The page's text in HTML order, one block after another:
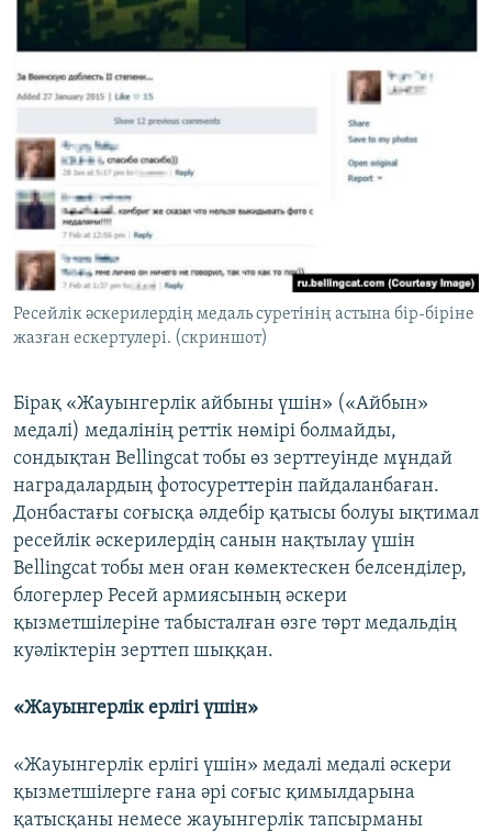
Ресейлік әскерилердің медаль суретінің астына бір-біріне
жазған ескертулері. (скриншот)
Бірақ «Жауынгерлік айбыны үшін» («Айбын»
медалі) медалінің реттік нөмірі болмайды,
сондықтан Bellingcat тобы өз зерттеуінде мұндай
наградалардың фотосуреттерін пайдаланбаған.
Донбастағы соғысқа әлдебір қатысы болуы ықтимал
ресейлік әскерилердің санын нақтылау үшін
Bellingcat тобы мен оған көмектескен белсенділер,
блогерлер Ресей армиясының әскери
қызметшілеріне табысталған өзге төрт медальдің
куәліктерін зерттеп шыққан.
«Жауынгерлік ерлігі үшін»
«Жауынгерлік ерлігі үшін» медалі медалі әскери
қызметшілерге ғана әрі соғыс қимылдарына
қатысқаны немесе жауынгерлік тапсырманы